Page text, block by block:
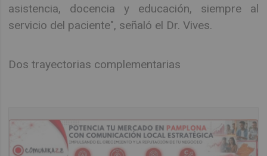
asistencia, docencia y educación, siempre al
servicio del paciente", señaló el Dr. Vives.
Dos trayectorias complementarias